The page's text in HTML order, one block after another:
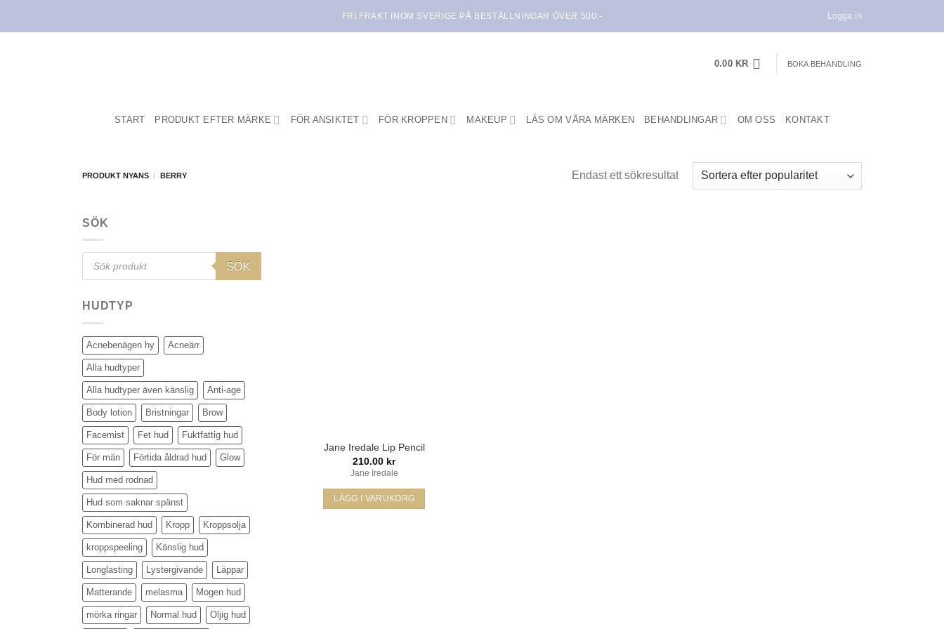
FRI FRAKT INOM SVERIGE PÅ BESTÄLLNINGAR ÖVER 500:- Logga in
0.00 KR BOKA BEHANDLING
START PRODUKT EFTER MÄRKE FÖR ANSIKTET FÖR KROPPEN MAKEUP LÄS OM VÅRA MÄRKEN BEHANDLINGAR OM OSS KONTAKT
PRODUKT NYANS / BERRY Endast ett sökresultat
SÖK
Products
search
SÖK
HUDTYP
Acnebenägen hy Acneärr
Alla hudtyper
Alla hudtyper även känslig Anti-age
Body lotion Bristningar Brow
Facemist Fet hud Fuktfattig hud
För män Förtida åldrad hud Glow
Hud med rodnad
Hud som saknar spänst
Kombinerad hud Kropp Kroppsolja
kroppspeeling Känslig hud
Longlasting Lystergivande Läppar
Matterande melasma Mogen hud
mörka ringar Normal hud Oljig hud
Jane Iredale Lip Pencil
210.00 kr
Jane Iredale
LÄGG I VARUKORG